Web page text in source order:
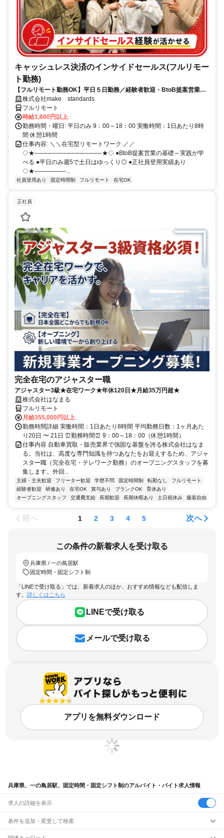
キャッシュレス決済のインサイドセールス(フルリモー
ト勤務)
【フルリモート勤務OK】平日５日勤務／経験者歓迎・BtoB提案営業で
スキルアップ
株式会社make standards
フルリモート
時給1,600円以上
勤務時間・曜日: 平日のみ 9：00～18：00 実働時間：1日あたり8時
間 休憩1時間
仕事内容: ＼＼在宅型リモートワーク ／／
◇★───────────────★◇ ●BtoB提案営業の基礎～実践が学
べる ●平日のみ週5で土日はゆっくり◎ ●正社員登用実績あり
◇★───────...
社員登用あり 固定時間制 フルリモート 在宅OK
正社員
完全在宅のアジャスター職
アジャスター3級★在宅ワーク★年休120日★月給35万円超★
株式会社はなまる
フルリモート
月給355,000円以上
勤務時間詳細 実働時間：1日あたり8時間 平均勤務日数：1ヶ月あた
り20日 〜 21日 ⏰勤務時間⏰ 9：00～18：00（休憩1時間）
仕事内容 自動車買取・販売業界で強固な基盤を誇る株式会社はなま
る。当社は、高度な専門知識を持つあなたをお迎えするため、アジャ
スター職（完全在宅・テレワーク勤務）のオープニングスタッフを募
集します。外回...
主婦・主夫歓迎 フリーター歓迎 学歴不問 固定時間制 転勤なし
フルリモート
経験者歓迎
研修あり 在宅OK 賞与あり ブランクOK
育休あり
オープニングスタッフ
交通費支給 長期歓迎 長期休暇あり 土日祝休み 服装自由
前へ 1 2 3 4 5 次へ
この条件の新着求人を受け取る
兵庫県 / 一の鳥居駅
固定時間・固定シフト制
「LINEで受け取る」では、新着求人のほか、おすすめ情報なども配信しま
す。 詳しくはこちら
LINEで受け取る
メールで受け取る
アプリを無料ダウンロード
兵庫県、一の鳥居駅、固定時間・固定シフト制のアルバイト・バイト求人情報
求人の詳細を表示
条件を追加・変更して検索